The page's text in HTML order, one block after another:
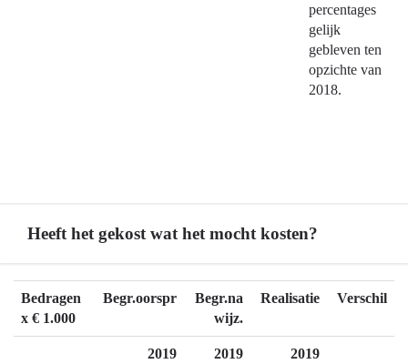
percentages
gelijk
gebleven ten
opzichte van
2018.
Heeft het gekost wat het mocht kosten?
Terug
navigatie
Bedragen
x € 1.000
Begr.oorspr
Begr.na
wijz.
Realisatie Verschil
2019 2019 2019